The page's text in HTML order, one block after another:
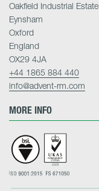
MORE INFO
Oakfield Industrial Estate
Eynsham
Oxford
England
OX29 4JA
+44 1865 884 440
info@advent-rm.com